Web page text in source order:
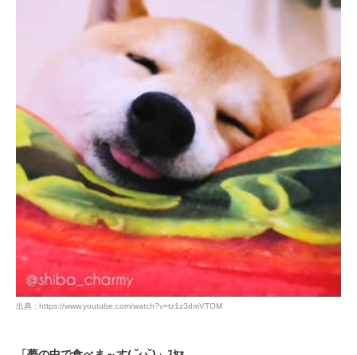
出典 : https://www.youtube.com/watch?v=tz1z3dmVTOM
アプリをダウンロードする